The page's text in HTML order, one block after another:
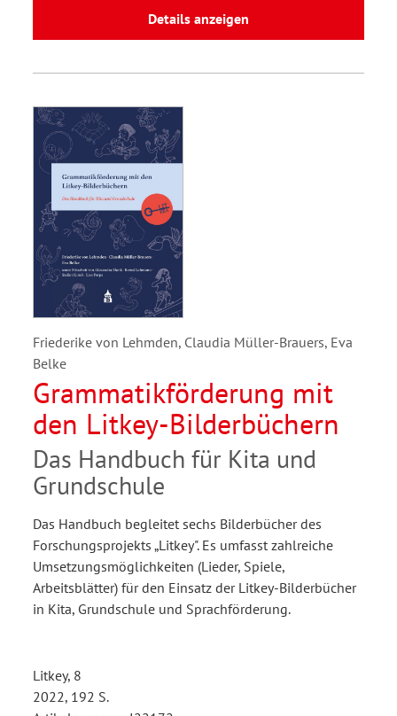
Details anzeigen
Friederike von Lehmden, Claudia Müller-Brauers, Eva
Belke
Grammatikförderung mit
den Litkey-Bilderbüchern
Das Handbuch für Kita und
Grundschule
Das Handbuch begleitet sechs Bilderbücher des
Forschungsprojekts „Litkey". Es umfasst zahlreiche
Umsetzungsmöglichkeiten (Lieder, Spiele,
Arbeitsblätter) für den Einsatz der Litkey-Bilderbücher
in Kita, Grundschule und Sprachförderung.
Litkey, 8
2022, 192 S.